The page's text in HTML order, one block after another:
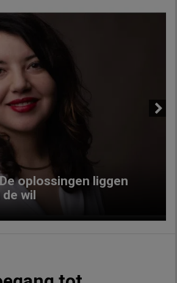
oplossingen liggen
de wil